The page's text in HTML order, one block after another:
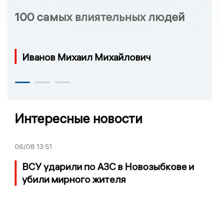
100 самых влиятельных людей
Иванов Михаил Михайлович
Интересные новости
06/08 13:51
ВСУ ударили по АЗС в Новозыбкове и
убили мирного жителя